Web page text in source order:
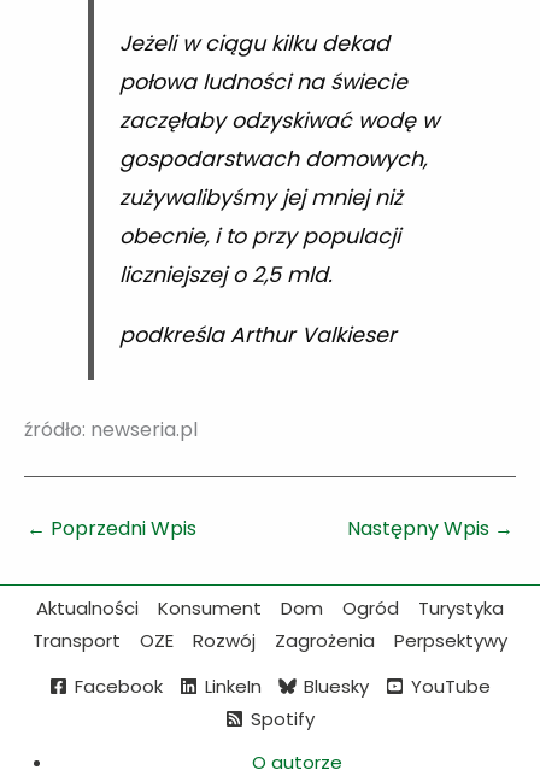
Jeżeli w ciągu kilku dekad
połowa ludności na świecie
zaczęłaby odzyskiwać wodę w
gospodarstwach domowych,
zużywalibyśmy jej mniej niż
obecnie, i to przy populacji
liczniejszej o 2,5 mld.
podkreśla Arthur Valkieser
źródło: newseria.pl
← Poprzedni Wpis Następny Wpis →
Aktualności Konsument Dom Ogród
Turystyka
Transport
OZE Rozwój Zagrożenia
Perpsektywy
Facebook
LinkeIn Bluesky
YouTube
Spotify
O autorze